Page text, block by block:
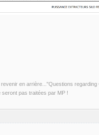
en arrière..."Questions
pas traitées par MP !